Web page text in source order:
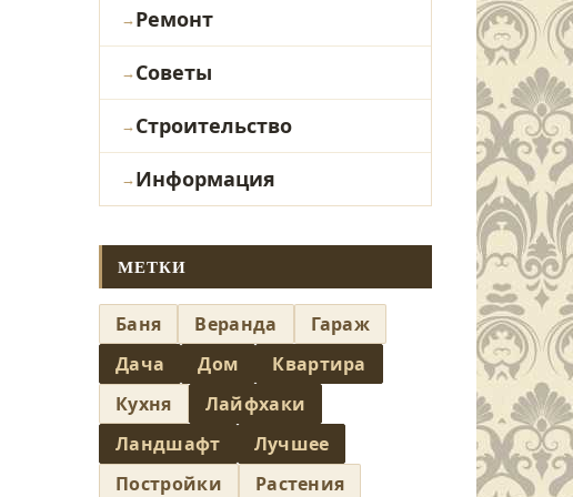
Ремонт
Советы
Строительство
Информация
МЕТКИ
Баня Веранда
Гараж
Дача
Дом
Квартира
Кухня
Лайфхаки
Ландшафт
Лучшее
Постройки
Растения